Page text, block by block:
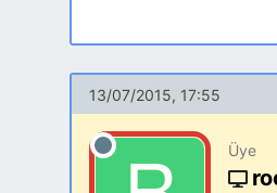
13/07/2015, 17:55
Üye